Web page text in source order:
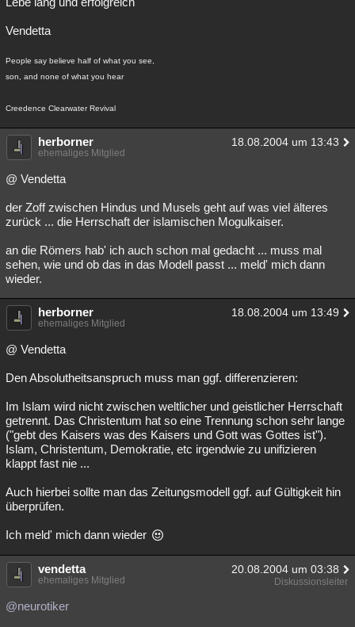
Vendetta
People say believe half of what you see,
son, and none of what you hear
Creedence Clearwater Revival
herborner 18.08.2004 um 13:43
ehemaliges Mitglied
@ Vendetta
der Zoff zwischen Hindus und Musels geht auf was viel älteres
zurück ... die Herrschaft der islamischen Mogulkaiser.
an die Römers hab' ich auch schon mal gedacht ... muss mal
sehen, wie und ob das in das Modell passt ... meld' mich dann
wieder.
herborner 18.08.2004 um 13:49
ehemaliges Mitglied
@ Vendetta
Den Absolutheitsanspruch muss man ggf. differenzieren:
Im Islam wird nicht zwischen weltlicher und geistlicher Herrschaft
getrennt. Das Christentum hat so eine Trennung schon sehr lange
("gebt des Kaisers was des Kaisers und Gott was Gottes ist").
Islam, Christentum, Demokratie, etc irgendwie zu unifizieren
klappt fast nie ...
Auch hierbei sollte man das Zeitungsmodell ggf. auf Gültigkeit hin
überprüfen.
Ich meld' mich dann wieder
vendetta 20.08.2004 um 03:38
ehemaliges Mitglied Diskussionsleiter
@neurotiker